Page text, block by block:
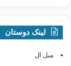
لینک دوستان
مبل ال